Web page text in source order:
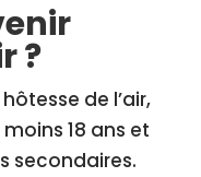
?
de l’air,
18 ans et
secondaires.